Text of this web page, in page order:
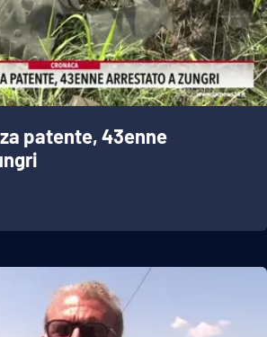
patente, 43enne